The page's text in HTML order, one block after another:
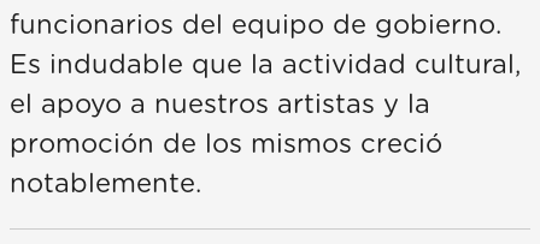
funcionarios del equipo de gobierno.
Es indudable que la actividad cultural,
el apoyo a nuestros artistas y la
promoción de los mismos creció
notablemente.